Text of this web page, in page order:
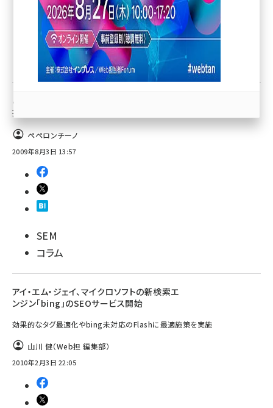
z世代 (1622)
meo (1275)
llmo (1163)
SEO
コラム
ここだけは押さえとけ！YahooとMicrosoftの
提携問題
ペペロンチーノ
2009年8月3日 13:57
SEM
コラム
アイ・エム・ジェイ、マイクロソフトの新検索エ
ンジン「bing」のSEOサービス開始
効果的なタグ最適化やbing未対応のFlashに最適施策を実施
山川 健（Web担 編集部）
2010年2月3日 22:05